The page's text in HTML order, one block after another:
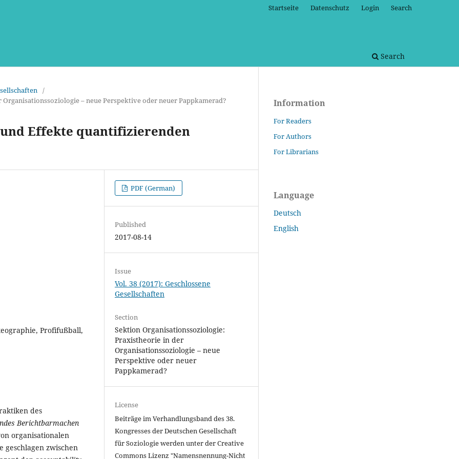
Search
Startseite Datenschutz Login Search
/
– neue Perspektive oder neuer Pappkamerad?
Effekte quantifizierenden
Profifußball,
des
Berichtbarmachen
organisationalen
geschlagen zwischen
PDF (German)
Published
2017-08-14
Issue
Vol. 38 (2017): Geschlossene
Gesellschaften
Section
Sektion Organisationssoziologie:
Praxistheorie in der
Organisationssoziologie – neue
Perspektive oder neuer
Pappkamerad?
License
Beiträge im Verhandlungsband des 38.
Kongresses der Deutschen Gesellschaft
für Soziologie werden unter der Creative
Commons Lizenz "Namensnennung-Nicht
Information
For Readers
For Authors
For Librarians
Language
Deutsch
English